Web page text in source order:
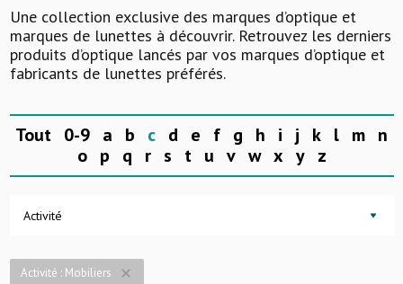
Une collection exclusive des marques d’optique et
marques de lunettes à découvrir. Retrouvez les derniers
produits d’optique lancés par vos marques d’optique et
fabricants de lunettes préférés.
Tout 0-9 a b c d e f g h i j k l m n
o p q r s t u v w x y z
Activité
Activité : Mobiliers close